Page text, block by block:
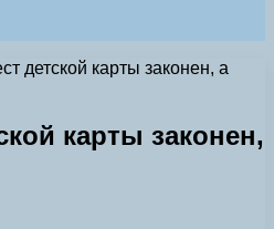
детской карты законен, а
карты законен,